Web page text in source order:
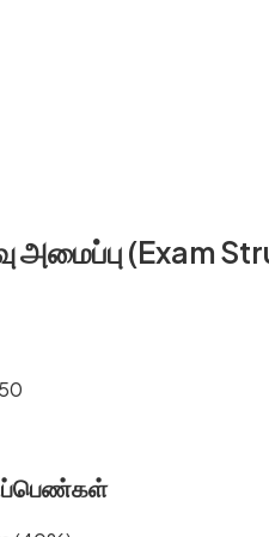
அமைப்பு (Exam